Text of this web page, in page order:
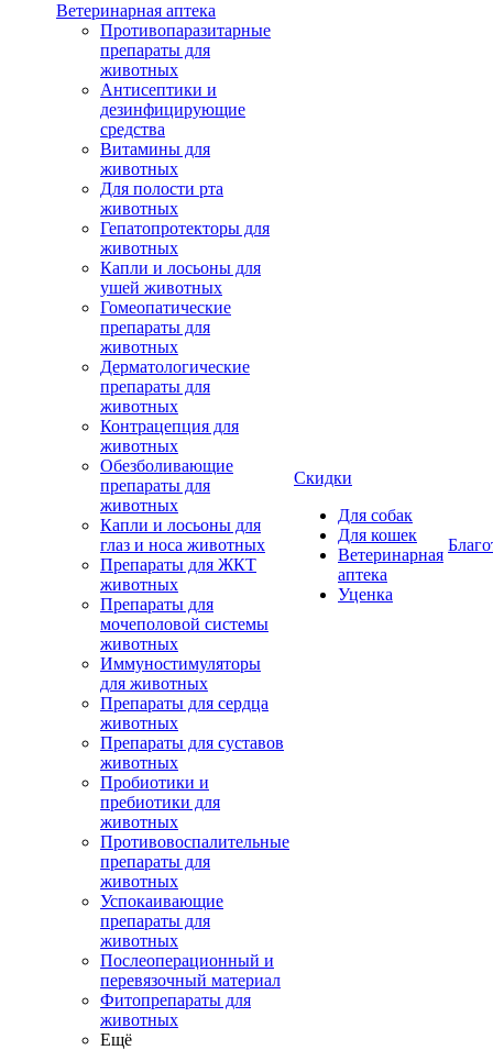
Ветеринарная аптека
Противопаразитарные
препараты для
животных
Антисептики и
дезинфицирующие
средства
Витамины для
животных
Для полости рта
животных
Гепатопротекторы для
животных
Капли и лосьоны для
ушей животных
Гомеопатические
препараты для
животных
Дерматологические
препараты для
животных
Контрацепция для
животных
Обезболивающие
препараты для
животных
Капли и лосьоны для
глаз и носа животных
Препараты для ЖКТ
животных
Препараты для
мочеполовой системы
животных
Иммуностимуляторы
для животных
Препараты для сердца
животных
Препараты для суставов
животных
Пробиотики и
пребиотики для
животных
Противовоспалительные
препараты для
животных
Успокаивающие
препараты для
животных
Послеоперационный и
перевязочный материал
Фитопрепараты для
животных
Ещё
Скидки
Для собак
Для кошек
Ветеринарная
аптека
Уценка